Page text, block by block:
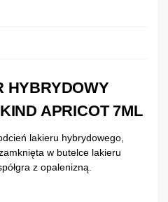
HYBRYDOWY
APRICOT 7ML
lakieru hybrydowego,
w butelce lakieru
z opalenizną.